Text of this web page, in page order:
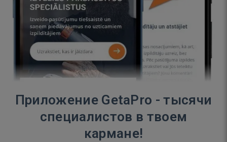
Приложение GetaPro - тысячи
специалистов в твоем
кармане!